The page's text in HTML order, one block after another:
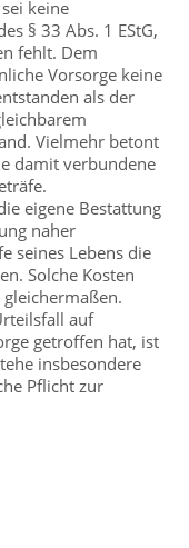
keine
§ 33 Abs. 1 EStG,
fehlt. Dem
Vorsorge keine
als der
Vielmehr betont
damit verbundene
eigene Bestattung
naher
seines Lebens die
Solche Kosten
auf
getroffen hat, ist
insbesondere
Pflicht zur